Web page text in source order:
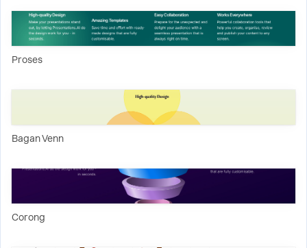
Proses
Bagan Venn
Corong